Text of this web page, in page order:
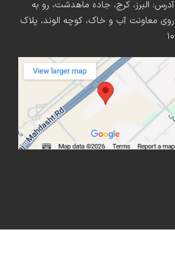
آدرس: البرز، کرج، جاده ماهدشت، رو به
روی معاونت آب و خاک، کوچه الوند، پلاک
۱۰